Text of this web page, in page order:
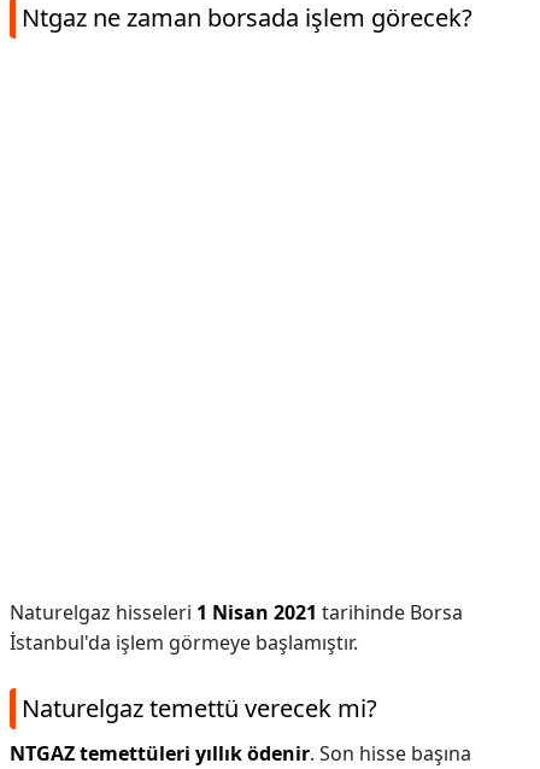
Ntgaz ne zaman borsada işlem görecek?
Naturelgaz hisseleri 1 Nisan 2021 tarihinde Borsa
İstanbul'da işlem görmeye başlamıştır.
Naturelgaz temettü verecek mi?
NTGAZ temettüleri yıllık ödenir. Son hisse başına